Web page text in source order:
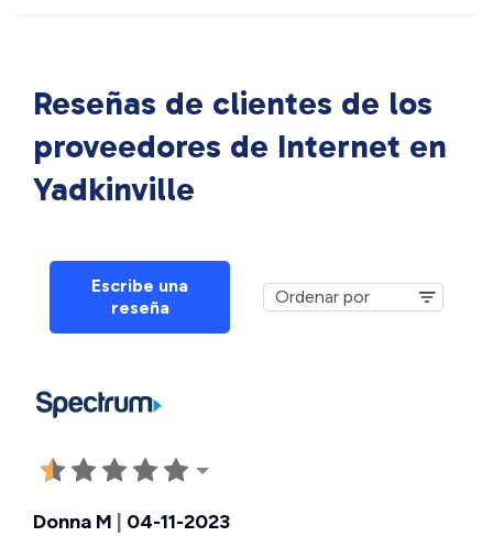
Reseñas de clientes de los
proveedores de Internet en
Yadkinville
Escribe una
reseña
Donna M 04-11-2023